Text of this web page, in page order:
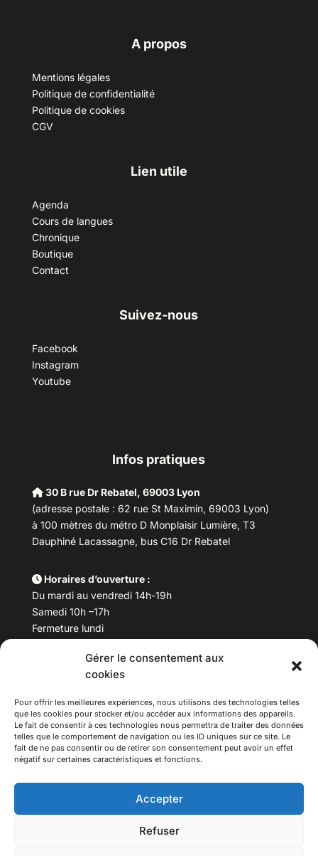
Gérer le consentement aux
cookies
Pour offrir les meilleures expériences, nous utilisons des technologies telles
que les cookies pour stocker et/ou accéder aux informations des appareils.
Le fait de consentir à ces technologies nous permettra de traiter des données
telles que le comportement de navigation ou les ID uniques sur ce site. Le
fait de ne pas consentir ou de retirer son consentement peut avoir un effet
négatif sur certaines caractéristiques et fonctions.
Accepter
Refuser
A propos
Mentions légales
Politique de confidentialité
Politique de cookies
CGV
Lien utile
Agenda
Cours de langues
Chronique
Boutique
Contact
Suivez-nous
Facebook
Instagram
Youtube
Infos pratiques
30 B rue Dr Rebatel, 69003 Lyon
(adresse postale : 62 rue St Maximin, 69003 Lyon)
à 100 mètres du métro D Monplaisir Lumière, T3
Dauphiné Lacassagne, bus C16 Dr Rebatel
Horaires d’ouverture :
Du mardi au vendredi 14h-19h
Samedi 10h –17h
Fermeture lundi
Téléphone : 04 78 53 06 40
maisondesculturesasiatiques@asiexpo.com